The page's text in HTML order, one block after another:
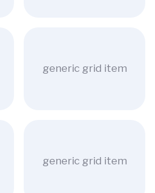
generic grid item
generic grid item